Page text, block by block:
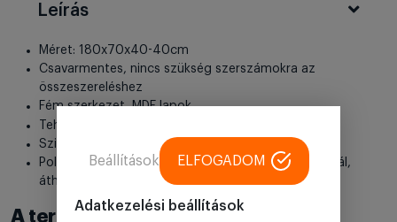
Leírás
Méret: 180x70x40-40cm
Csavarmentes, nincs szükség szerszámokra az
összeszereléshez
Fém szerkezet, MDF lapok
Teherbírás: 175kg
Szintek/ polcok száma: 5db
Polcok közötti távolság: 42cm - egyenlő elosztásnál,
áthelyezhető 3.5cm-enként a polc bárhová
A termékhez megfelelő méretű és
Adatkezelési beállítások
Beállítások ELFOGADOM